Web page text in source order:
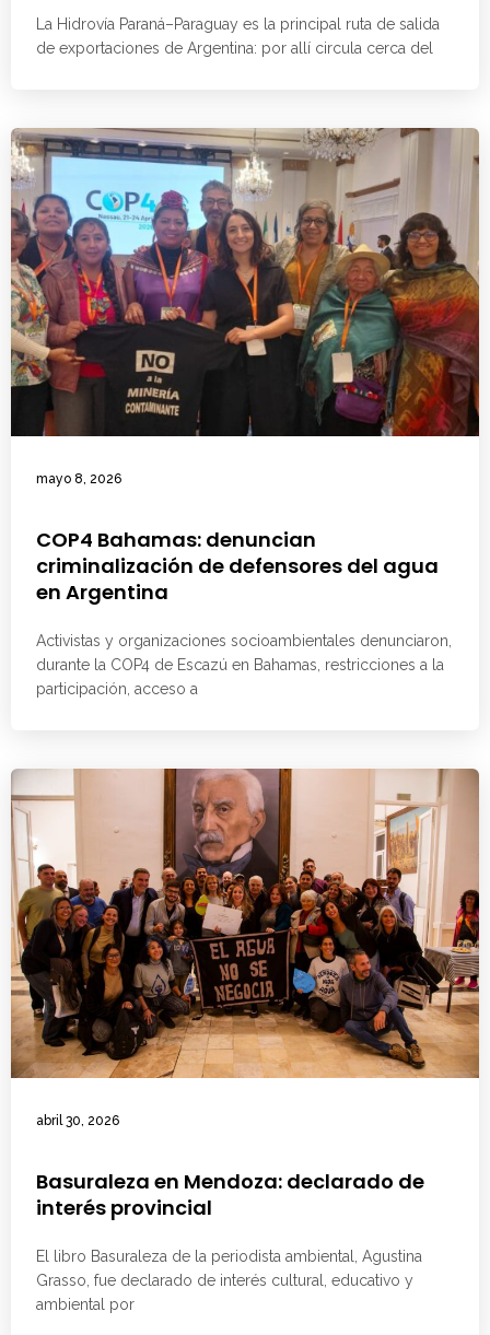
La Hidrovía Paraná–Paraguay es la principal ruta de salida
de exportaciones de Argentina: por allí circula cerca del
mayo 8, 2026
COP4 Bahamas: denuncian
criminalización de defensores del agua
en Argentina
Activistas y organizaciones socioambientales denunciaron,
durante la COP4 de Escazú en Bahamas, restricciones a la
participación, acceso a
abril 30, 2026
Basuraleza en Mendoza: declarado de
interés provincial
El libro Basuraleza de la periodista ambiental, Agustina
Grasso, fue declarado de interés cultural, educativo y
ambiental por